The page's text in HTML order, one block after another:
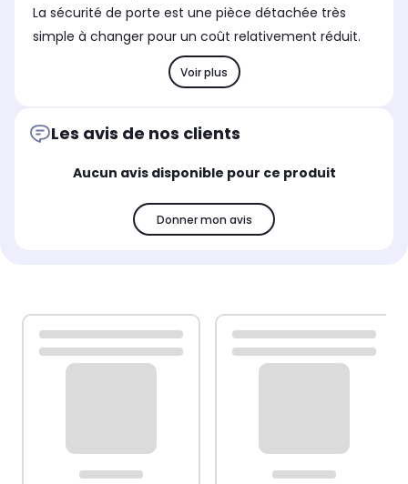
La sécurité de porte est une pièce détachée très
simple à changer pour un coût relativement réduit.
Voir plus
Les avis de nos clients
Aucun avis disponible pour ce produit
Donner mon avis